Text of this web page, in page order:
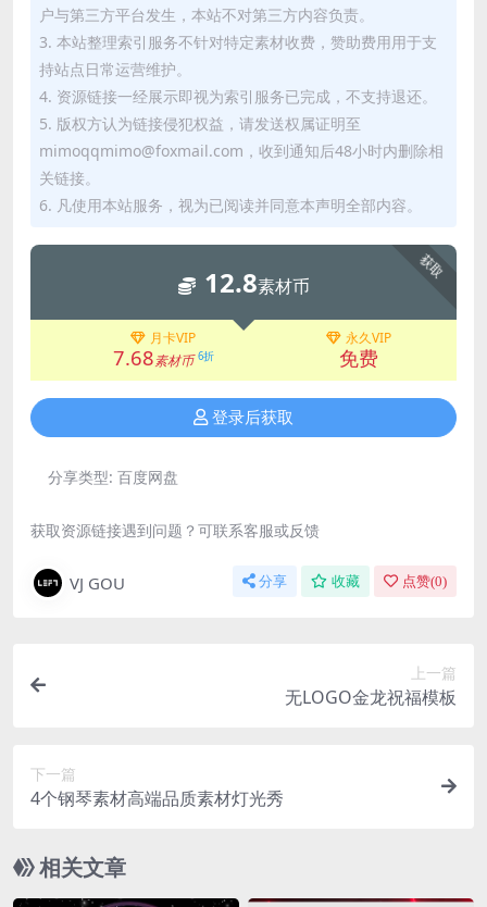
户与第三方平台发生，本站不对第三方内容负责。
3. 本站整理索引服务不针对特定素材收费，赞助费用用于支
持站点日常运营维护。
4. 资源链接一经展示即视为索引服务已完成，不支持退还。
5. 版权方认为链接侵犯权益，请发送权属证明至
mimoqqmimo@foxmail.com，收到通知后48小时内删除相
关链接。
6. 凡使用本站服务，视为已阅读并同意本声明全部内容。
获取
12.8素材币
月卡VIP
7.68素材币 6折
永久VIP
免费
登录后获取
分享类型: 百度网盘
获取资源链接遇到问题？可联系客服或反馈
VJ GOU 分享 收藏 点赞(0)
上一篇
无LOGO金龙祝福模板
下一篇
4个钢琴素材高端品质素材灯光秀
相关文章